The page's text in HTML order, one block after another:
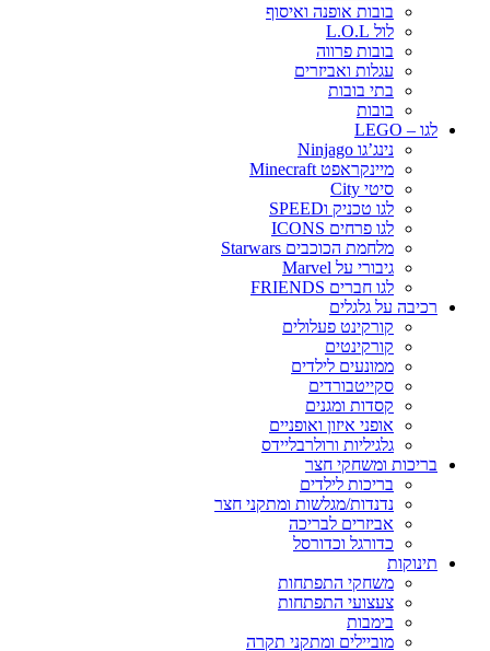
בובות אופנה ואיסוף
לול L.O.L
בובות פרווה
עגלות ואביזרים
בתי בובות
בובות
לגו – LEGO
נינג’גו Ninjago
מיינקראפט Minecraft
סיטי City
לגו טכניק וSPEED
לגו פרחים ICONS
מלחמת הכוכבים Starwars
גיבורי על Marvel
לגו חברים FRIENDS
רכיבה על גלגלים
קורקינט פעלולים
קורקינטים
ממונעים לילדים
סקייטבורדים
קסדות ומגנים
אופני איזון ואופניים
גלגיליות ורולרבליידס
בריכות ומשחקי חצר
בריכות לילדים
נדנדות/מגלשות ומתקני חצר
אביזרים לבריכה
כדורגל וכדורסל
תינוקות
משחקי התפתחות
צעצועי התפתחות
בימבות
מוביילים ומתקני תקרה